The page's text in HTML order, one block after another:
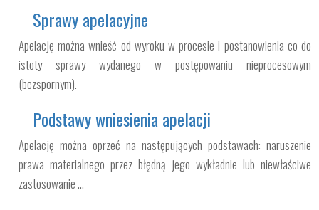
Sprawy apelacyjne
Apelację można wnieść od wyroku w procesie i postanowienia co do
istoty sprawy wydanego w postępowaniu nieprocesowym
(bezspornym).
Podstawy wniesienia apelacji
Apelację można oprzeć na następujących podstawach: naruszenie
prawa materialnego przez błędną jego wykładnie lub niewłaściwe
zastosowanie ...